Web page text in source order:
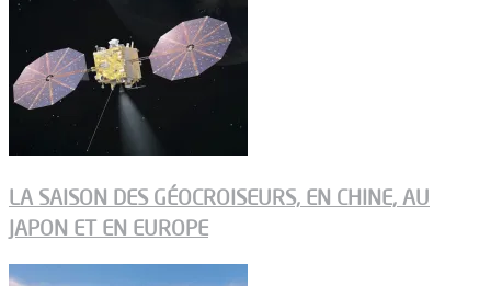
LA SAISON DES GÉOCROISEURS, EN CHINE, AU
JAPON ET EN EUROPE